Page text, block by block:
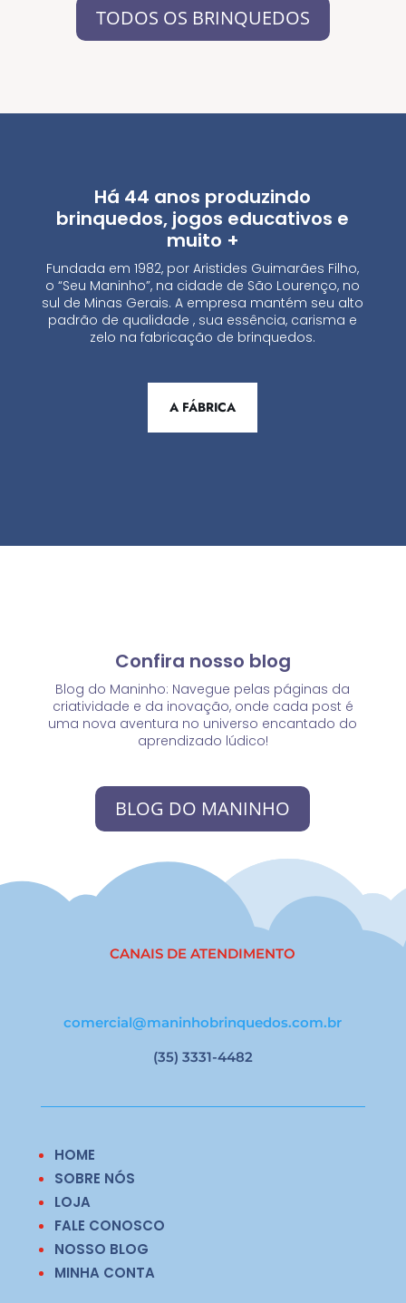
TODOS OS BRINQUEDOS
Há 44 anos produzindo
brinquedos, jogos educativos e
muito +
Fundada em 1982, por Aristides Guimarães Filho,
o “Seu Maninho”, na cidade de São Lourenço, no
sul de Minas Gerais. A empresa mantém seu alto
padrão de qualidade , sua essência, carisma e
zelo na fabricação de brinquedos.
A FÁBRICA
Confira nosso blog
Blog do Maninho: Navegue pelas páginas da
criatividade e da inovação, onde cada post é
uma nova aventura no universo encantado do
aprendizado lúdico!
BLOG DO MANINHO
CANAIS DE ATENDIMENTO
comercial@maninhobrinquedos.com.br
(35) 3331-4482
HOME
SOBRE NÓS
LOJA
FALE CONOSCO
NOSSO BLOG
MINHA CONTA